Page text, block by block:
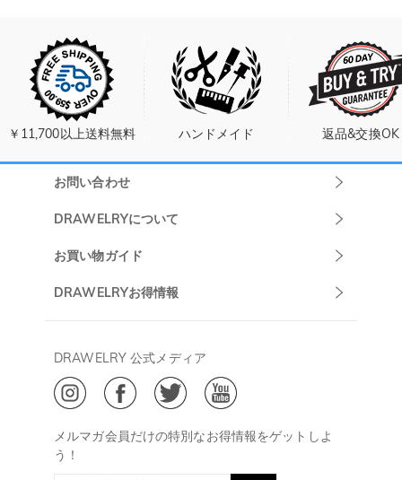
￥11,700以上送料無料 ハンドメイド 返品&交換OK
お問い合わせ
DRAWELRYについて
DRAWELRYについて
ご利用規約
ご特定商取引法に基づく表示
お買い物ガイド
発送について
ジュエリーお手入れ
Drawelry Blog
DRAWELRYお得情報
会員・ポイントについて
メルマガ会員だけの特別なお得情報をゲットしよ
う！
DRAWELRY 公式メディア